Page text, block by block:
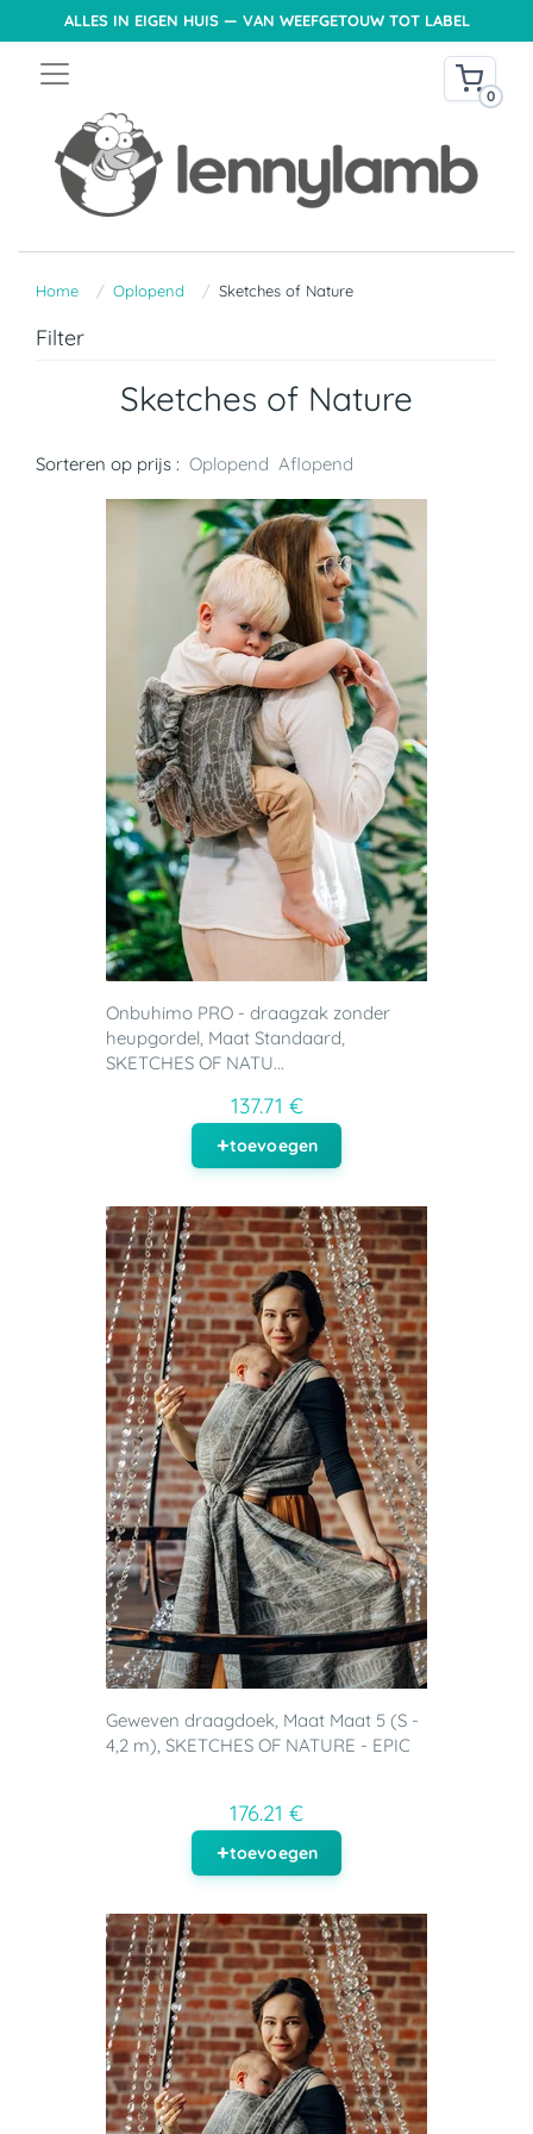
ALLES IN EIGEN HUIS — VAN WEEFGETOUW TOT LABEL
0
Home Oplopend Sketches of Nature
Filter
Sketches of Nature
Sorteren op prijs : Oplopend Aflopend
Onbuhimo PRO - draagzak zonder
heupgordel, Maat Standaard,
SKETCHES OF NATU...
137.71 €
toevoegen
Geweven draagdoek, Maat Maat 5 (S -
4,2 m), SKETCHES OF NATURE - EPIC
176.21 €
toevoegen